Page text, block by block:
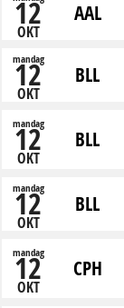
12
OKT
AAL
mandag
12
OKT
BLL
mandag
12
OKT
BLL
mandag
12
OKT
BLL
mandag
12
OKT
CPH